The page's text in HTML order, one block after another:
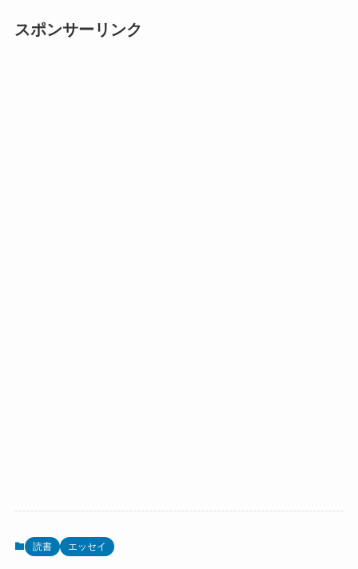
スポンサーリンク
読書 エッセイ